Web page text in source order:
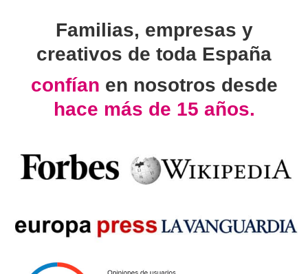
Familias, empresas y
creativos de toda España
confían en nosotros desde
hace más de 15 años.